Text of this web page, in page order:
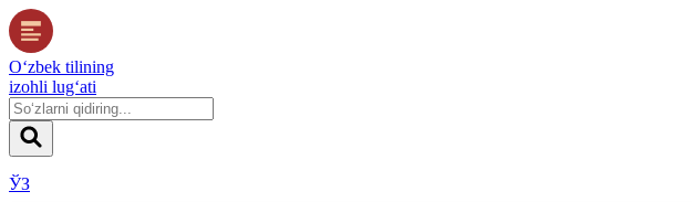
O‘zbek tilining
izohli lug‘ati
ЎЗ